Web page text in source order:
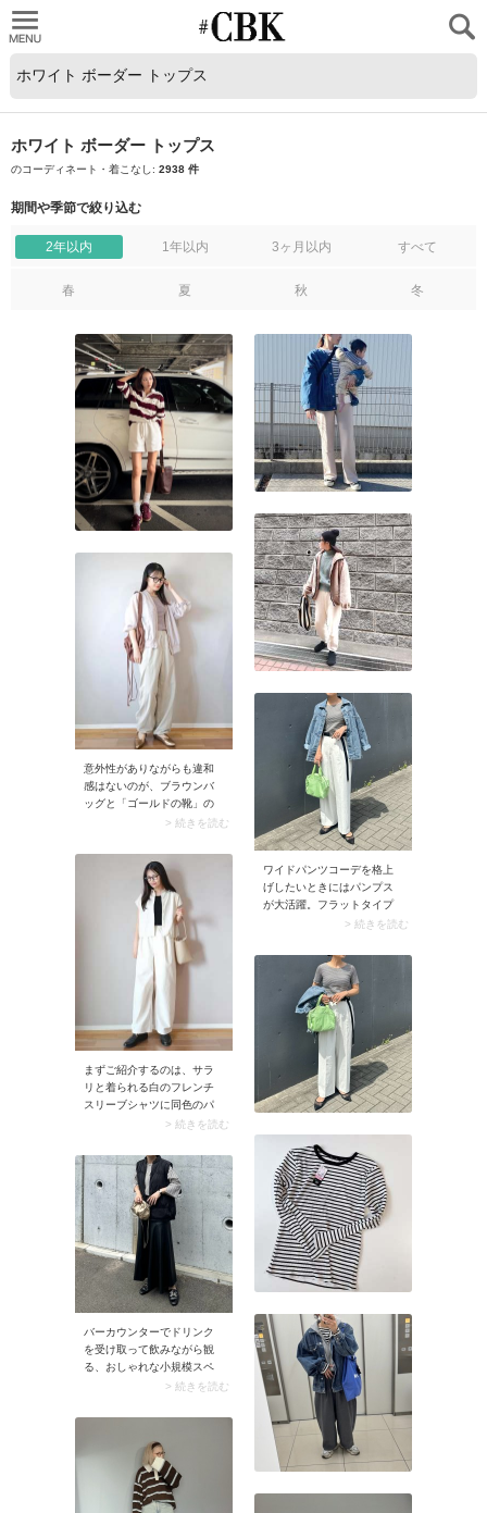
ホワイト ボーダー トップス
のコーディネート・着こなし: 2938 件
期間や季節で絞り込む
2年以内 1年以内 3ヶ月以内 すべて
春 夏 秋 冬
意外性がありながらも違和
感はないのが、ブラウンバ
ッグと「ゴールドの靴」の
合わせ。ゴールドは光沢が
が、黄土色に似ているため
ブラウンと色味が近いんで
す。スナップのようにゴー
ルドのパンプスで取り入れ
るとコーデに馴染みやすい
上に、足元もほんのり華や
ぎますよ。
> 続きを読む
ワイドパンツコーデを格上
げしたいときにはパンプス
が大活躍。フラットタイプ
を選べば気負わず取り入れ
カジュアルが図れ、お出か
けや通勤映えするスタイリ
ングに仕上がります。
> 続きを読む
まずご紹介するのは、サラ
リと着られる白のフレンチ
スリーブシャツに同色のパ
ンツを合わせたスタイル。
引き締めることで、軽やか
さの中に程よいメリハリ感
をプラス。白のクリーンな
爽やかさとモノトーンなら
ではのシャレ感を同時に味
わえる、大人の夏にぴった
りな着こなしです。
> 続きを読む
バーカウンターでドリンク
を受け取って飲みながら観
る、おしゃれな小規模スペ
ースでのライブ。そんなロ
妙な場所では、身軽になれ
す。加えて服装も意識しま
しょう。来場者がクリエー
ターのような雰囲気の人が
多そうなら、ややきれいめ
> 続きを読む